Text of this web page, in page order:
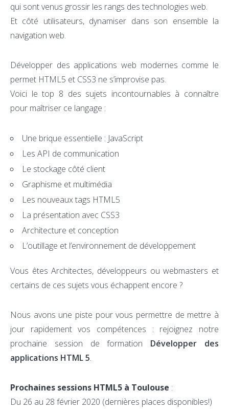
qui sont venus grossir les rangs des technologies web.
Et côté utilisateurs, dynamiser dans son ensemble la
navigation web.
Développer des applications web modernes comme le
permet HTML5 et CSS3 ne s’improvise pas.
Voici le top 8 des sujets incontournables à connaître
pour maîtriser ce langage :
Une brique essentielle : JavaScript
Les API de communication
Le stockage côté client
Graphisme et multimédia
Les nouveaux tags HTML5
La présentation avec CSS3
Architecture et conception
L’outillage et l’environnement de développement
Vous êtes Architectes, développeurs ou webmasters et
certains de ces sujets vous échappent encore ?
Nous avons une piste pour vous permettre de mettre à
jour rapidement vos compétences : rejoignez notre
prochaine session de formation Développer des
applications HTML 5.
Prochaines sessions HTML5 à Toulouse :
Du 26 au 28 février 2020 (dernières places disponibles!)